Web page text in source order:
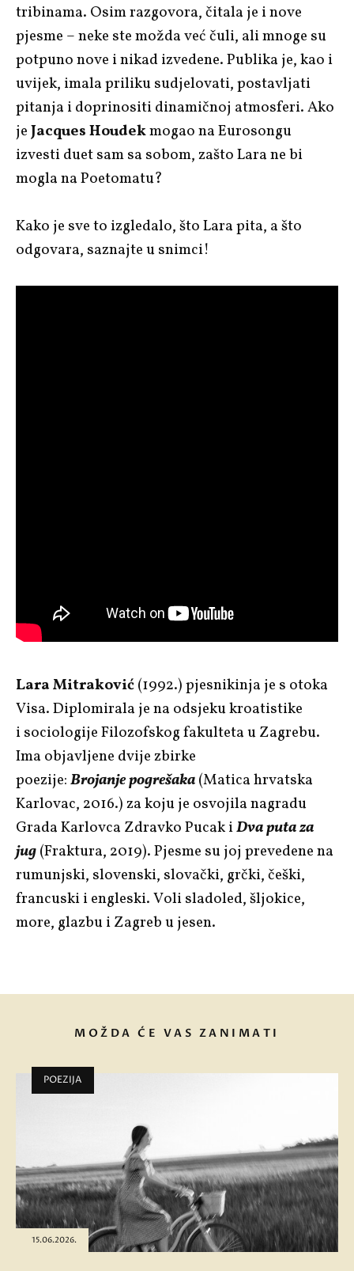
tribinama. Osim razgovora, čitala je i nove
pjesme – neke ste možda već čuli, ali mnoge su
potpuno nove i nikad izvedene. Publika je, kao i
uvijek, imala priliku sudjelovati, postavljati
pitanja i doprinositi dinamičnoj atmosferi. Ako
jeJacques Houdekmogao na Eurosongu
izvesti duet sam sa sobom, zašto Larane bi
mogla na Poetomatu?
Kako je sve to izgledalo, što Lara pita, a što
odgovara, saznajte u snimci!
Lara Mitraković(1992.) pjesnikinja je s otoka
Visa. Diplomirala je na odsjeku kroatistike
i sociologije Filozofskog fakulteta u Zagrebu.
Ima objavljene dvije zbirke
poezije:Brojanjepogrešaka(Matica hrvatska
Karlovac, 2016.) za koju je osvojila nagradu
Grada Karlovca Zdravko Pucak iDva puta za
jug(Fraktura, 2019). Pjesme su joj prevedene na
rumunjski, slovenski, slovački, grčki, češki,
francuski i engleski. Voli sladoled, šljokice,
more, glazbu i Zagreb u jesen.
MOŽDA ĆE VAS ZANIMATI
POEZIJA
15.06.2026.